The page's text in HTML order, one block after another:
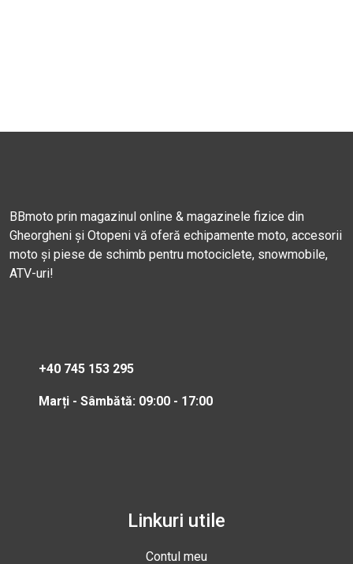
BBmoto prin magazinul online & magazinele fizice din
Gheorgheni și Otopeni vă oferă echipamente moto, accesorii
moto și piese de schimb pentru motociclete, snowmobile,
ATV-uri!
+40 745 153 295
Marți - Sâmbătă: 09:00 - 17:00
Linkuri utile
Contul meu